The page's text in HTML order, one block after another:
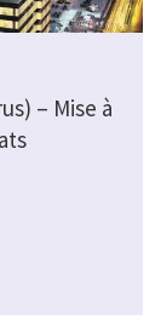
– Mise à